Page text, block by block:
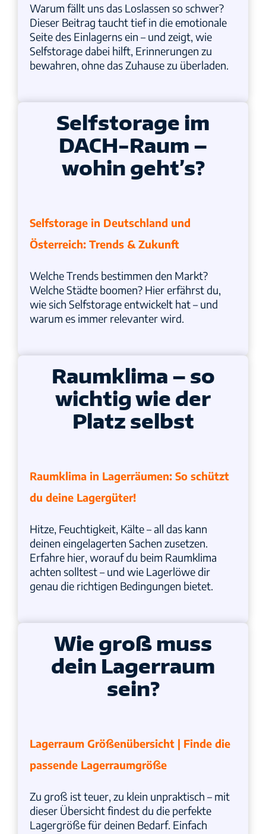
Warum fällt uns das Loslassen so schwer?
Dieser Beitrag taucht tief in die emotionale
Seite des Einlagerns ein – und zeigt, wie
Selfstorage dabei hilft, Erinnerungen zu
bewahren, ohne das Zuhause zu überladen.
Selfstorage im
DACH-Raum –
wohin geht’s?
Selfstorage in Deutschland und
Österreich: Trends & Zukunft
Welche Trends bestimmen den Markt?
Welche Städte boomen? Hier erfährst du,
wie sich Selfstorage entwickelt hat – und
warum es immer relevanter wird.
Raumklima – so
wichtig wie der
Platz selbst
Raumklima in Lagerräumen: So schützt
du deine Lagergüter!
Hitze, Feuchtigkeit, Kälte – all das kann
deinen eingelagerten Sachen zusetzen.
Erfahre hier, worauf du beim Raumklima
achten solltest – und wie Lagerlöwe dir
genau die richtigen Bedingungen bietet.
Wie groß muss
dein Lagerraum
sein?
Lagerraum Größenübersicht | Finde die
passende Lagerraumgröße
Zu groß ist teuer, zu klein unpraktisch – mit
dieser Übersicht findest du die perfekte
Lagergröße für deinen Bedarf. Einfach